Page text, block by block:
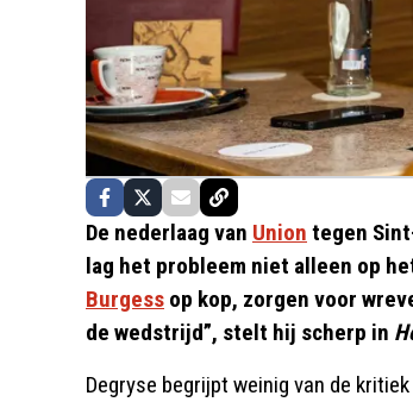
De nederlaag van Union tegen
lag het probleem niet alleen op
Burgess op kop, zorgen voor
de wedstrijd”, stelt hij scherp in
Degryse begrijpt weinig van de